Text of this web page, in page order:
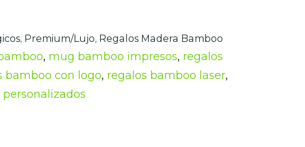
, Premium/Lujo, Regalos Madera Bamboo
, mug bamboo impresos, regalos
bamboo con logo, regalos bamboo laser,